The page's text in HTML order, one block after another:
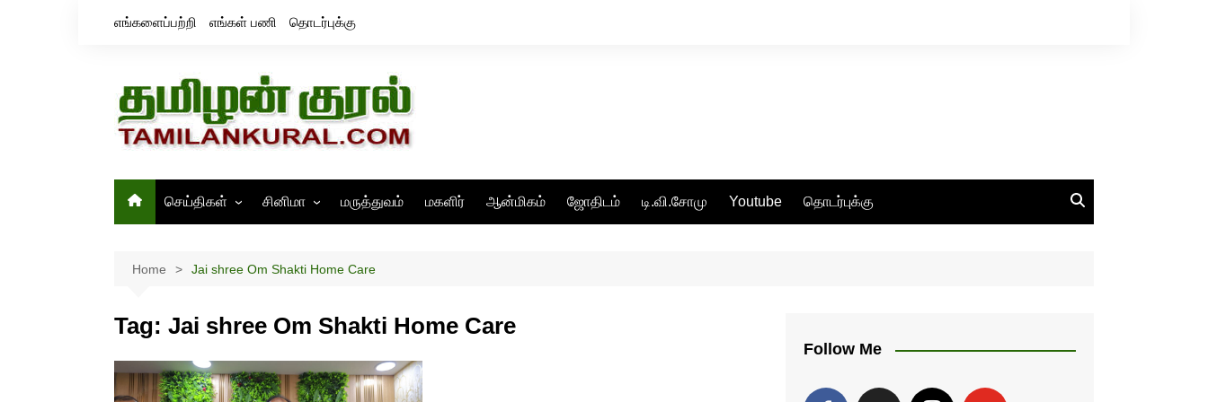
எங்களைப்பற்றி எங்கள் பணி தொடர்புக்கு
செய்திகள்
இந்தியா
சினிமா
திரைவிமர்சனம்
மருத்துவம் மகளிர் ஆன்மிகம் ஜோதிடம் டி.வி.சோமு Youtube தொடர்புக்கு
Home Jai shree Om Shakti Home Care
Tag: Jai shree Om Shakti Home Care
Follow Me